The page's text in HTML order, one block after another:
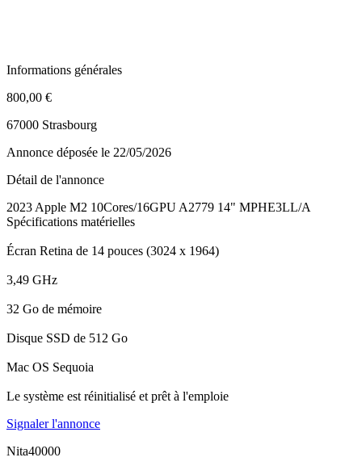
Informations générales
800,00 €
67000 Strasbourg
Annonce déposée le 22/05/2026
Détail de l'annonce
2023 Apple M2 10Cores/16GPU A2779 14" MPHE3LL/A
Spécifications matérielles
Écran Retina de 14 pouces (3024 x 1964)
3,49 GHz
32 Go de mémoire
Disque SSD de 512 Go
Mac OS Sequoia
Le système est réinitialisé et prêt à l'emploie
Signaler l'annonce
Nita40000